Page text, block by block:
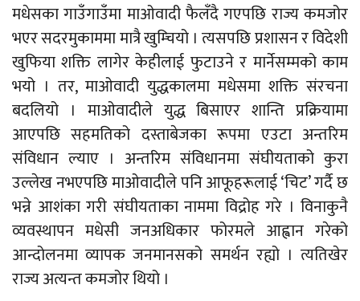
मधेसका गाउँगाउँमा माओवादी फैलँदै गएपछि राज्य कमजोर
भएर सदरमुकाममा मात्रै खुम्चियो । त्यसपछि प्रशासन र विदेशी
खुफिया शक्ति लागेर केहीलाई फुटाउने र मार्नेसम्मको काम
भयो । तर, माओवादी युद्धकालमा मधेसमा शक्ति संरचना
बदलियो । माओवादीले युद्ध बिसाएर शान्ति प्रक्रियामा
आएपछि सहमतिको दस्ताबेजका रूपमा एउटा अन्तरिम
संविधान ल्याए । अन्तरिम संविधानमा संघीयताको कुरा
उल्लेख नभएपछि माओवादीले पनि आफूहरूलाई ‘चिट’ गर्दै छ
भन्ने आशंका गरी संघीयताका नाममा विद्रोह गरे । विनाकुनै
व्यवस्थापन मधेसी जनअधिकार फोरमले आह्वान गरेको
आन्दोलनमा व्यापक जनमानसको समर्थन रह्यो । त्यतिखेर
राज्य अत्यन्त कमजोर थियो ।